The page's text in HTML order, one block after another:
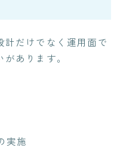
だけでなく運用面で
あります。
実施